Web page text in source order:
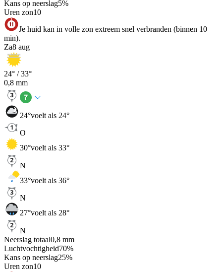
Kans op neerslag5%
Uren zon10
Je huid kan in volle zon extreem snel verbranden (binnen 10
min).
Za8 aug
24° /33°
0,8 mm
24°voelt als 24°
O
30°voelt als 33°
N
33°voelt als 36°
N
27°voelt als 28°
N
Neerslag totaal0,8 mm
Luchtvochtigheid70%
Kans op neerslag25%
Uren zon10